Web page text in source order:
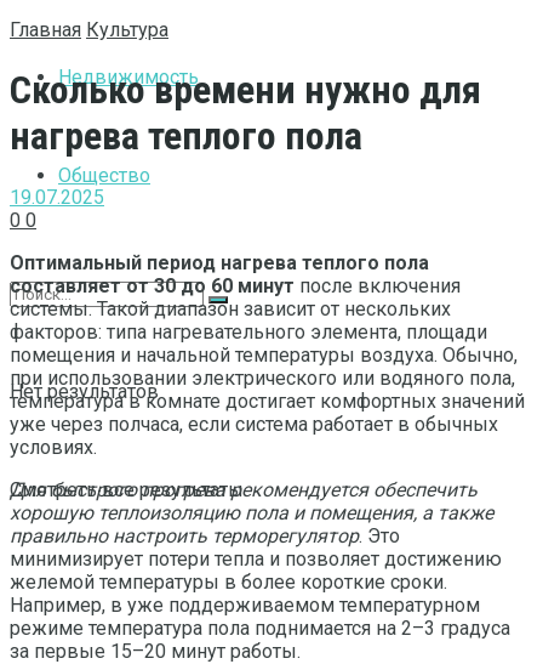
Недвижимость
Общество
Нет результатов
Смотреть все результаты
Главная Культура
Сколько времени нужно для
нагрева теплого пола
19.07.2025
0 0
Оптимальный период нагрева теплого пола
составляет от 30 до 60 минут после включения
системы. Такой диапазон зависит от нескольких
факторов: типа нагревательного элемента, площади
помещения и начальной температуры воздуха. Обычно,
при использовании электрического или водяного пола,
температура в комнате достигает комфортных значений
уже через полчаса, если система работает в обычных
условиях.
Для быстрого прогрева рекомендуется обеспечить
хорошую теплоизоляцию пола и помещения, а также
правильно настроить терморегулятор. Это
минимизирует потери тепла и позволяет достижению
желемой температуры в более короткие сроки.
Например, в уже поддерживаемом температурном
режиме температура пола поднимается на 2–3 градуса
за первые 15–20 минут работы.